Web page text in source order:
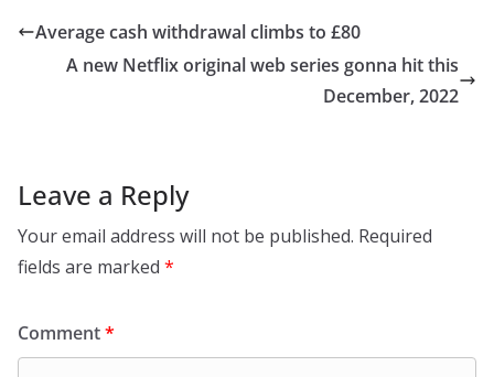
Average cash withdrawal climbs to £80
A new Netflix original web series gonna hit this
December, 2022
Leave a Reply
Your email address will not be published. Required
fields are marked *
Comment*